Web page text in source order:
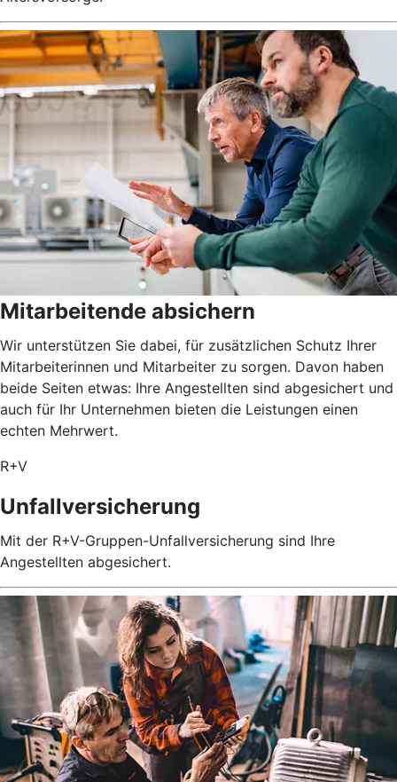
Mitarbeitende absichern
Wir unterstützen Sie dabei, für zusätzlichen Schutz Ihrer
Mitarbeiterinnen und Mitarbeiter zu sorgen. Davon haben
beide Seiten etwas: Ihre Angestellten sind abgesichert und
auch für Ihr Unternehmen bieten die Leistungen einen
echten Mehrwert.
R+V
Unfallversicherung
Mit der R+V-Gruppen-Unfallversicherung sind Ihre
Angestellten abgesichert.